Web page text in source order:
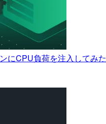
にCPU負荷を注入してみた